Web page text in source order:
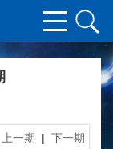
上一期 | 下一期